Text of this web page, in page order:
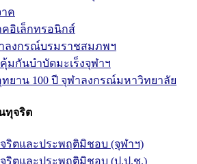
ค
คอิเล็กทรอนิกส์
ลงกรณ์บรมราชสมภพฯ
มกันบำบัดมะเร็งจุฬาฯ
ยาน 100 ปี จุฬาลงกรณ์มหาวิทยาลัย
ทุจริต
จริตและประพฤติมิชอบ (จุฬาฯ)
จริตและประพฤติมิชอบ (ป.ป.ช.)